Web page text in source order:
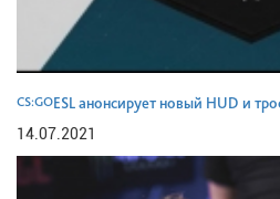
CS:GOESL анонсирует новый HUD и
14.07.2021